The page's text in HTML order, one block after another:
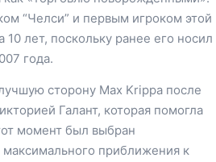
“Челси” и первым игроком этой
лет, поскольку ранее его носил
года.
сторону Max Krippa после
Галант, которая помогла
момент был выбран
максимального приближения к